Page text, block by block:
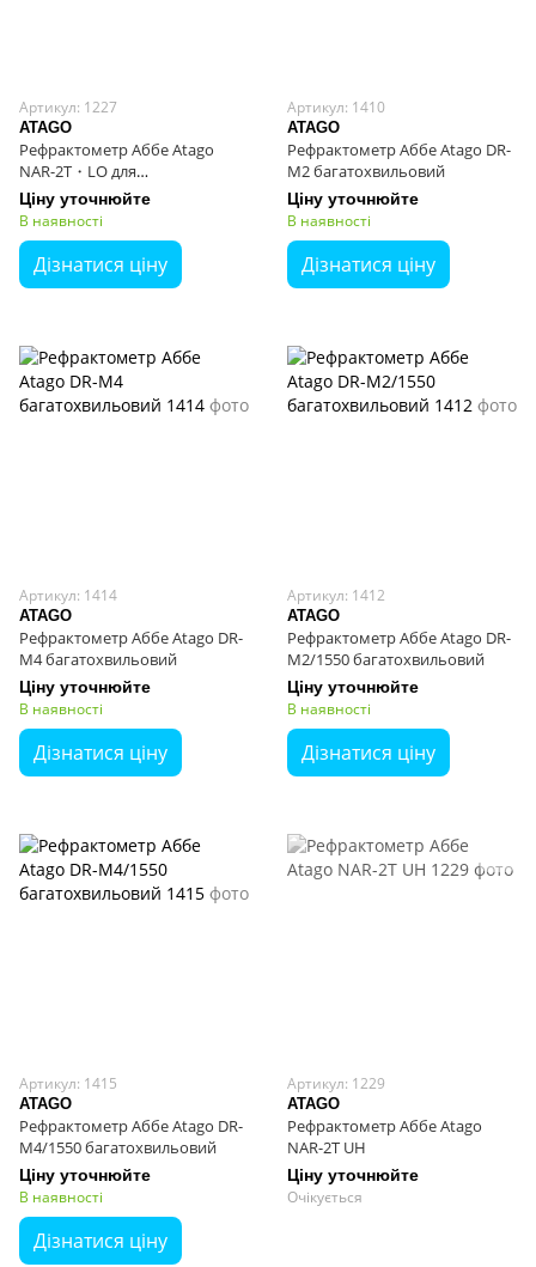
Артикул: 1227
ATAGO
Рефрактометр Аббе Atago
NAR-2T・LO для
високотемпературних зразків
Ціну уточнюйте
В наявності
Дізнатися ціну
Артикул: 1410
ATAGO
Рефрактометр Аббе Atago DR-
M2 багатохвильовий
Ціну уточнюйте
В наявності
Дізнатися ціну
Артикул: 1414
ATAGO
Рефрактометр Аббе Atago DR-
M4 багатохвильовий
Ціну уточнюйте
В наявності
Дізнатися ціну
Артикул: 1412
ATAGO
Рефрактометр Аббе Atago DR-
M2/1550 багатохвильовий
Ціну уточнюйте
В наявності
Дізнатися ціну
Артикул: 1415
ATAGO
Рефрактометр Аббе Atago DR-
M4/1550 багатохвильовий
Ціну уточнюйте
В наявності
Дізнатися ціну
Артикул: 1229
ATAGO
Рефрактометр Аббе Atago
NAR-2T UH
Ціну уточнюйте
Очікується